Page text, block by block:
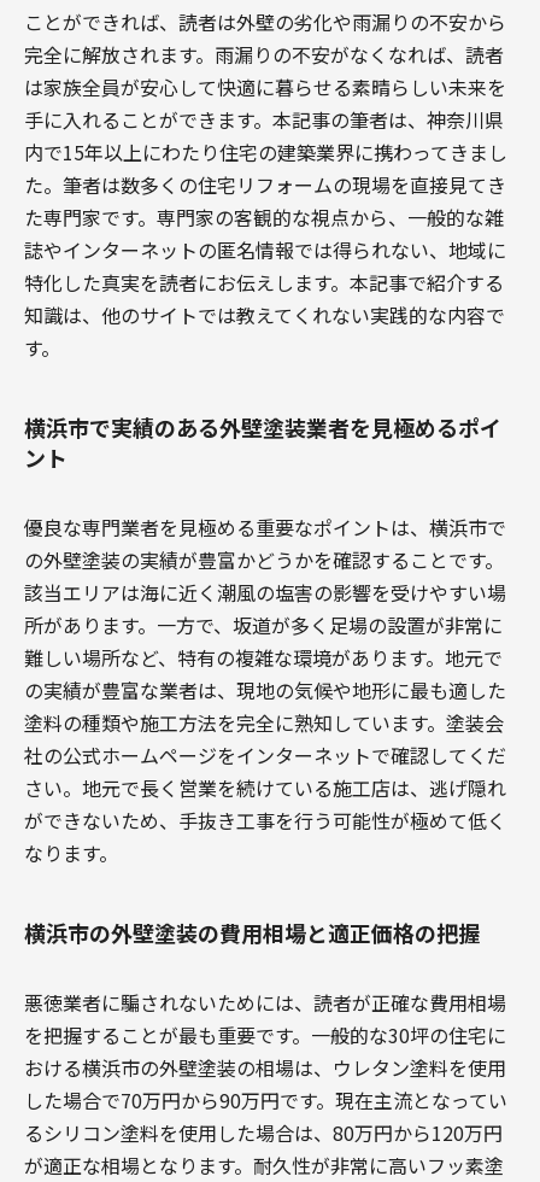
ことができれば、読者は外壁の劣化や雨漏りの不安から
完全に解放されます。雨漏りの不安がなくなれば、読者
は家族全員が安心して快適に暮らせる素晴らしい未来を
手に入れることができます。本記事の筆者は、神奈川県
内で15年以上にわたり住宅の建築業界に携わってきまし
た。筆者は数多くの住宅リフォームの現場を直接見てき
た専門家です。専門家の客観的な視点から、一般的な雑
誌やインターネットの匿名情報では得られない、地域に
特化した真実を読者にお伝えします。本記事で紹介する
知識は、他のサイトでは教えてくれない実践的な内容で
す。
横浜市で実績のある外壁塗装業者を見極めるポイ
ント
優良な専門業者を見極める重要なポイントは、横浜市で
の外壁塗装の実績が豊富かどうかを確認することです。
該当エリアは海に近く潮風の塩害の影響を受けやすい場
所があります。一方で、坂道が多く足場の設置が非常に
難しい場所など、特有の複雑な環境があります。地元で
の実績が豊富な業者は、現地の気候や地形に最も適した
塗料の種類や施工方法を完全に熟知しています。塗装会
社の公式ホームページをインターネットで確認してくだ
さい。地元で長く営業を続けている施工店は、逃げ隠れ
ができないため、手抜き工事を行う可能性が極めて低く
なります。
横浜市の外壁塗装の費用相場と適正価格の把握
悪徳業者に騙されないためには、読者が正確な費用相場
を把握することが最も重要です。一般的な30坪の住宅に
おける横浜市の外壁塗装の相場は、ウレタン塗料を使用
した場合で70万円から90万円です。現在主流となってい
るシリコン塗料を使用した場合は、80万円から120万円
が適正な相場となります。耐久性が非常に高いフッ素塗